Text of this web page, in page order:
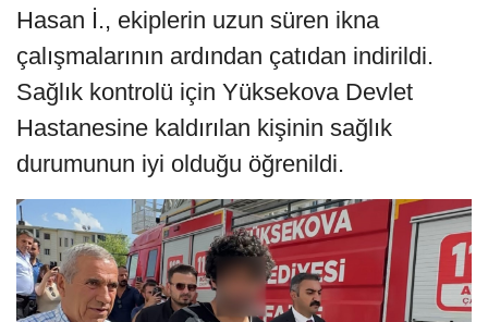
Hasan İ., ekiplerin uzun süren ikna
çalışmalarının ardından çatıdan indirildi.
Sağlık kontrolü için Yüksekova Devlet
Hastanesine kaldırılan kişinin sağlık
durumunun iyi olduğu öğrenildi.